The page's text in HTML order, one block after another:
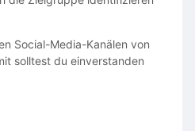
Social-Media-Kanälen von
solltest du einverstanden